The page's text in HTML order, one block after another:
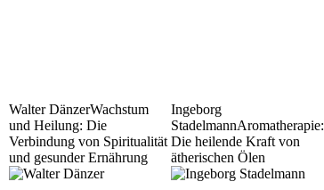
Walter DänzerWachstum
und Heilung: Die
Verbindung von Spiritualität
und gesunder Ernährung
Ingeborg
StadelmannAromatherapie:
Die heilende Kraft von
ätherischen Ölen